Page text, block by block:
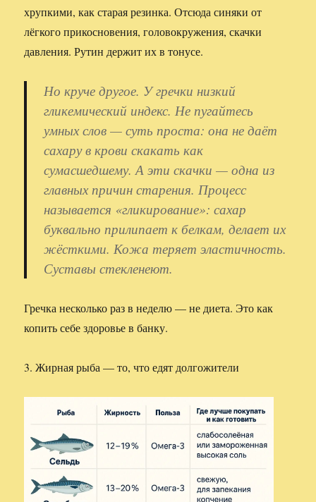
хрупкими, как старая резинка. Отсюда синяки от
лёгкого прикосновения, головокружения, скачки
давления. Рутин держит их в тонусе.
Но круче другое. У гречки низкий
гликемический индекс. Не пугайтесь
умных слов — суть проста: она не даёт
сахару в крови скакать как
сумасшедшему. А эти скачки — одна из
главных причин старения. Процесс
называется «гликирование»: сахар
буквально прилипает к белкам, делает их
жёсткими. Кожа теряет эластичность.
Суставы стекленеют.
Гречка несколько раз в неделю — не диета. Это как
копить себе здоровье в банку.
3. Жирная рыба — то, что едят долгожители